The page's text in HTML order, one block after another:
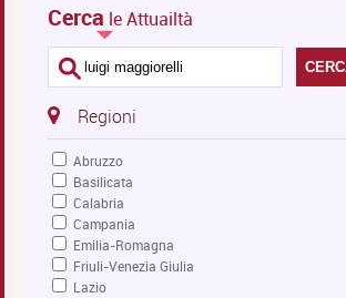
Cerca le Attuailtà
Regioni
Abruzzo
Basilicata
Calabria
Campania
Emilia-Romagna
Friuli-Venezia Giulia
Lazio